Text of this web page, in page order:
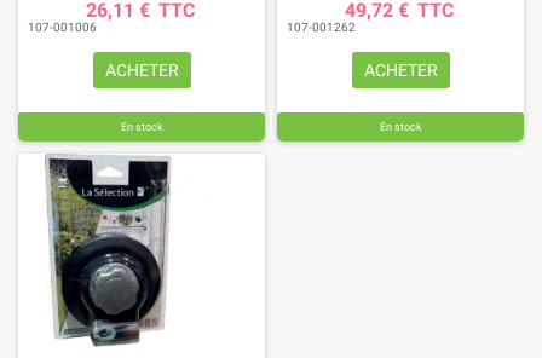
26,11 € TTC
107-001006
ACHETER
En stock
49,72 € TTC
107-001262
ACHETER
En stock